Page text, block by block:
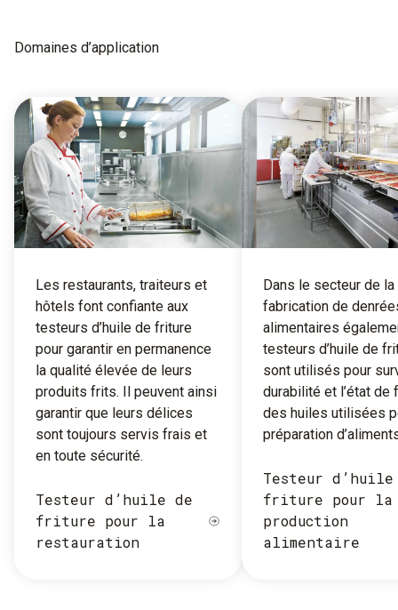
Domaines d’application
Les restaurants, traiteurs et
hôtels font confiante aux
testeurs d’huile de friture
pour garantir en permanence
la qualité élevée de leurs
produits frits. Il peuvent ainsi
garantir que leurs délices
sont toujours servis frais et
en toute sécurité.
Testeur d’huile de
friture pour la
restauration
Dans le secteur de la
fabrication de
alimentaires
testeurs d’huile de
sont utilisés pour
durabilité et l’état de
des huiles utilisées
préparation
Testeur d’huile
friture pour la
production
alimentaire